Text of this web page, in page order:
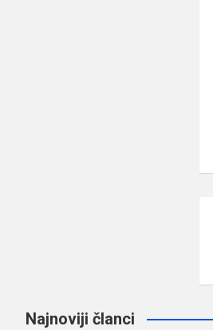
Najnoviji članci